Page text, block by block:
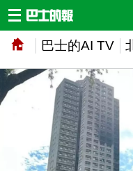
巴士的AI TV